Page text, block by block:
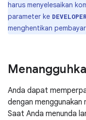
harus menyelesaikan
parameter ke
menghentikan
Anda dapat
dengan menggunakan
Saat Anda menunda